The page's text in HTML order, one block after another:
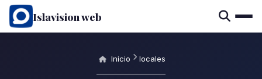
Islavision web
Inicio locales